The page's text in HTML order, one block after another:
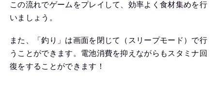
この流れでゲームをプレイして、効率よく食材集めを行
いましょう。
また、「釣り」は画面を閉じて（スリープモード）で行
うことができます。電池消費を抑えながらもスタミナ回
復をすることができます！